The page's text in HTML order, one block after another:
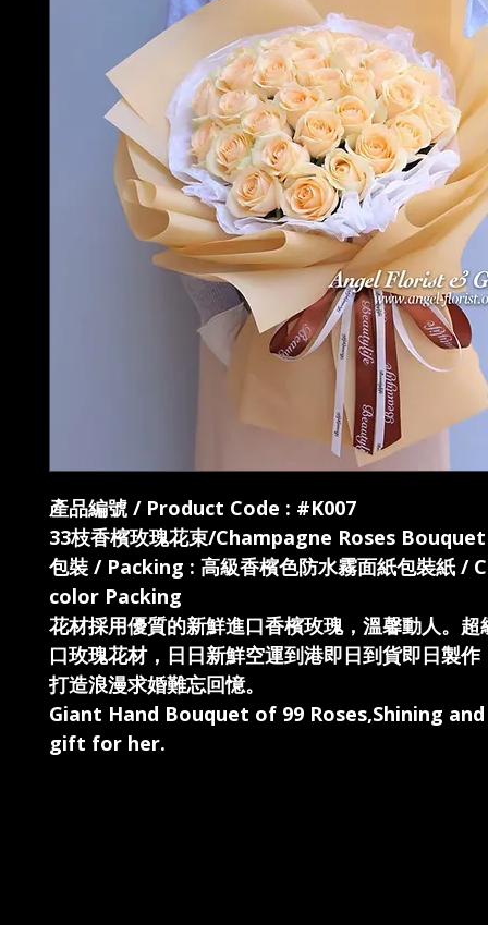
產品編號 / Product Code : #K007
33枝香檳玫瑰花束/Champagne Roses Bouquet
包裝 / Packing : 高級香檳色防水霧面紙包裝紙 /
color Packing
花材採用優質的新鮮進口香檳玫瑰，溫馨動人。超
口玫瑰花材，日日新鮮空運到港即日到貨即日製作
打造浪漫求婚難忘回憶。
Giant Hand Bouquet of 99 Roses,Shining
gift for her.